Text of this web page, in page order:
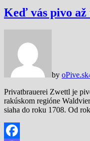
Keď vás pivo až
by oPive.sk
Privatbrauerei Zwettl je
rakúskom regióne
siaha do roku 1708. Od